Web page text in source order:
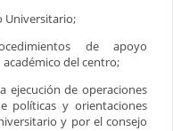
Universitario;
de apoyo
del centro;
ejecución de operaciones
políticas y orientaciones
y por el consejo